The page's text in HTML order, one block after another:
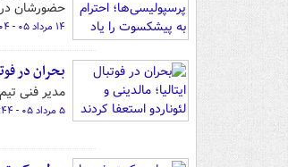
حضورشان در
۱۴ مرداد ۰۵ - ۱۳:۰۴
بحران در
مدیر فنی
۵ مرداد ۰۵ - ۲۲:۴۴